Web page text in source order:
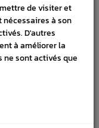
de visiter et
à son
D'autres
à améliorer la
ne sont activés que